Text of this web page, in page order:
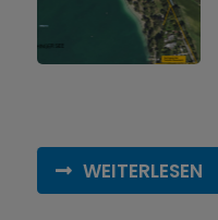
WEITERLESEN